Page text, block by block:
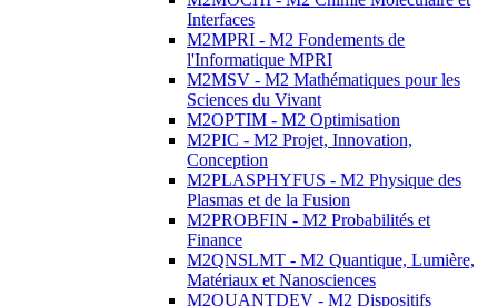
Interfaces
M2MPRI - M2 Fondements de
l'Informatique MPRI
M2MSV - M2 Mathématiques pour les
Sciences du Vivant
M2OPTIM - M2 Optimisation
M2PIC - M2 Projet, Innovation,
Conception
M2PLASPHYFUS - M2 Physique des
Plasmas et de la Fusion
M2PROBFIN - M2 Probabilités et
Finance
M2QNSLMT - M2 Quantique, Lumière,
Matériaux et Nanosciences
M2QUANTDEV - M2 Dispositifs